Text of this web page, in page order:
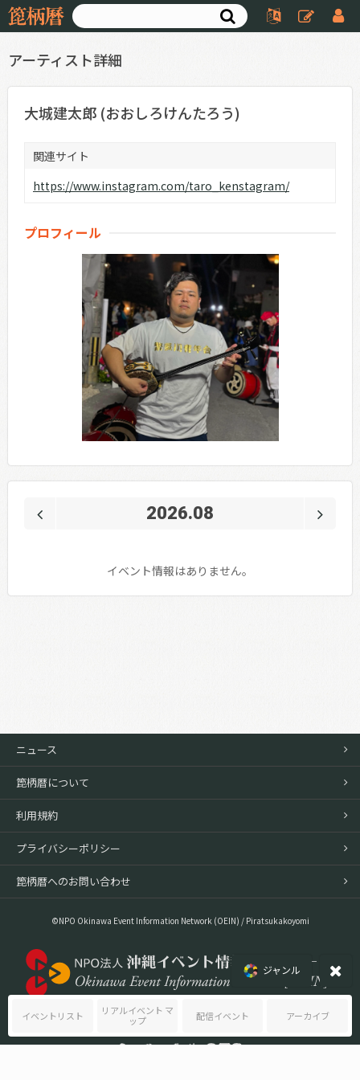
アーティスト詳細
大城建太郎 (おおしろけんたろう)
関連サイト
https://www.instagram.com/taro_kenstagram/
プロフィール
2026.08
イベント情報はありません。
ジャンル
イベントリスト
リアルイベント マ
ップ
配信イベント アーカイブ
ニュース
箆柄暦について
利用規約
プライバシーポリシー
箆柄暦へのお問い合わせ
©NPO Okinawa Event Information Network (OEIN) / Piratsukakoyomi